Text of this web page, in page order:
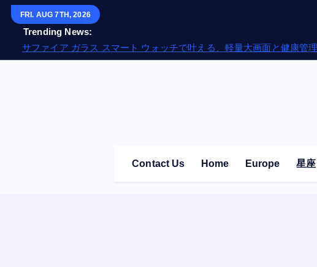
p
FRI. AUG 7TH, 2026
Trending News:
サファイア ガラス スマート ウォッチで叶える、軽量大画面と健康管
Contact Us Home Europe 星